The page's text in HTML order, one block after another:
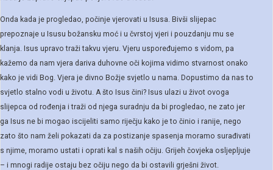
Onda kada je progledao, počinje vjerovati u Isusa. Bivši slijepac
prepoznaje u Isusu božansku moć i u čvrstoj vjeri i pouzdanju mu se
klanja. Isus upravo traži takvu vjeru. Vjeru uspoređujemo s vidom, pa
kažemo da nam vjera dariva duhovne oči kojima vidimo stvarnost onako
kako je vidi Bog. Vjera je divno Božje svjetlo u nama. Dopustimo da nas to
svjetlo stalno vodi u životu. A što Isus čini? Isus ulazi u život ovoga
slijepca od rođenja i traži od njega suradnju da bi progledao, ne zato jer
ga Isus ne bi mogao iscijeliti samo riječju kako je to činio i ranije, nego
zato što nam želi pokazati da za postizanje spasenja moramo surađivati
s njime, moramo ustati i oprati kal s naših očiju. Grijeh čovjeka osljepljuje
– i mnogi radije ostaju bez očiju nego da bi ostavili grješni život.